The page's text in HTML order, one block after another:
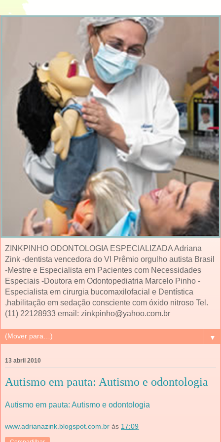
ZINKPINHO ODONTOLOGIA ESPECIALIZADA Adriana
Zink -dentista vencedora do VI Prêmio orgulho autista Brasil
-Mestre e Especialista em Pacientes com Necessidades
Especiais -Doutora em Odontopediatria Marcelo Pinho -
Especialista em cirurgia bucomaxilofacial e Dentística
,habilitação em sedação consciente com óxido nitroso Tel.
(11) 22128933 email: zinkpinho@yahoo.com.br
▼
13 abril 2010
Autismo em pauta: Autismo e odontologia
Autismo em pauta: Autismo e odontologia
www.adrianazink.blogspot.com.br às 17:09